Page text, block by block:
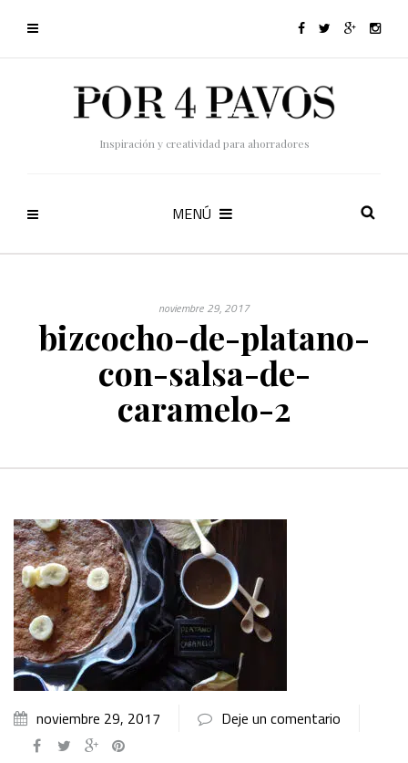
Inspiración y creatividad para ahorradores
MENÚ
noviembre 29, 2017
bizcocho-de-platano-
con-salsa-de-
caramelo-2
noviembre 29, 2017 Deje un comentario